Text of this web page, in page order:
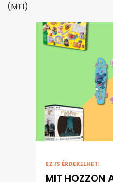
(MTI)
EZ IS ÉRDEKELHET:
MIT HOZZON